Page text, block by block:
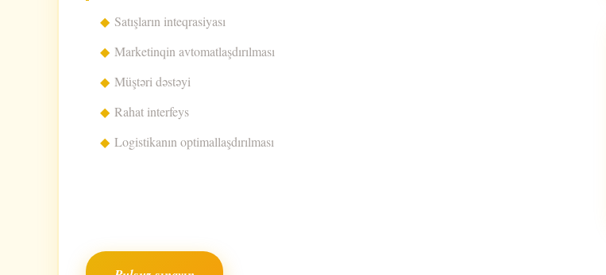
Satışların inteqrasiyası
Marketinqin avtomatlaşdırılması
Müştəri dəstəyi
Rahat interfeys
Logistikanın optimallaşdırılması